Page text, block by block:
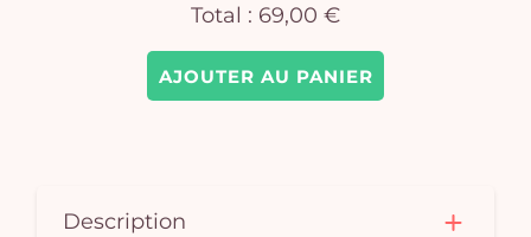
AJOUTER AU PANIER
Total : 69,00 €
Description